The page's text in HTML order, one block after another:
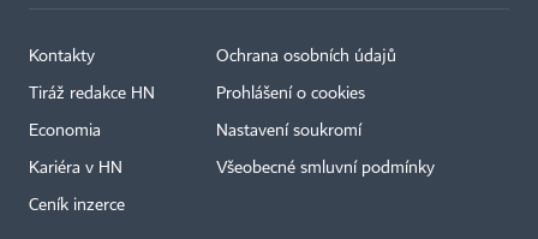
Kontakty
Tiráž redakce HN
Economia
Kariéra v HN
Ceník inzerce
Ochrana osobních údajů
Prohlášení o cookies
Nastavení soukromí
Všeobecné smluvní podmínky